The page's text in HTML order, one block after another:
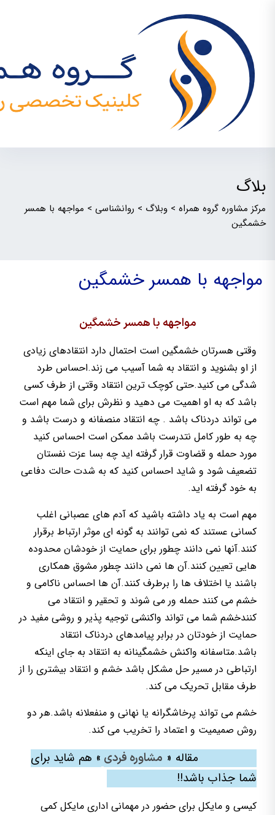
بلاگ
مرکز مشاوره گروه همراه > وبلاگ > روانشناسی > مواجهه با همسر
خشمگین
مواجهه با همسر خشمگین
مواجهه با همسر خشمگین
وقتی هسرتان خشمگین است احتمال دارد انتقادهای زیادی
از او بشنوید و انتقاد به شما آسیب می زند.احساس طرد
شدگی می کنید.حتی کوچک ترین انتقاد وقتی از طرف کسی
باشد که به او اهمیت می دهید و نظرش برای شما مهم است
می تواند دردناک باشد . چه انتقاد منصفانه و درست باشد و
چه به طور کامل نتدرست باشد ممکن است احساس کنید
مورد حمله و قضاوت قرار گرفته اید چه بسا عزت نفستان
تضعیف شود و شاید احساس کنید که به شدت حالت دفاعی
به خود گرفته اید.
مهم است به یاد داشته باشید که آدم های عصبانی اغلب
کسانی عستند که نمی توانند به گونه ای موثر ارتباط برقرار
کنند.آنها نمی دانند چطور برای حمایت از خودشان محدوده
هایی تعیین کنند.آن ها نمی دانند چطور مشوق همکاری
باشند یا اختلاف ها را برطرف کنند.آن ها احساس ناکامی و
خشم می کنند حمله ور می شوند و تحقیر و انتقاد می
کنندخشم شما می تواند واکنشی توجیه پذیر و روشی مفید در
حمایت از خودتان در برابر پیامدهای دردناک انتقاد
باشد.متاسفانه واکنش خشمگینانه به انتقاد به جای اینکه
ارتباطی در مسیر حل مشکل باشد خشم و انتقاد بیشتری را از
طرف مقابل تحریک می کند.
خشم می تواند پرخاشگرانه یا نهانی و منفعلانه باشد.هر دو
روش صمیمیت و اعتماد را تخریب می کند.
مقاله « مشاوره فردی » هم شاید برای
شما جذاب باشد!!
کیسی و مایکل برای حضور در مهمانی اداری مایکل کمی